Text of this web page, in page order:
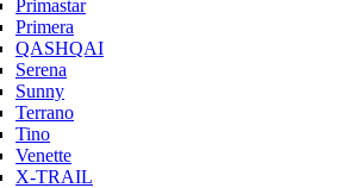
Primastar
Primera
QASHQAI
Serena
Sunny
Terrano
Tino
Venette
X-TRAIL